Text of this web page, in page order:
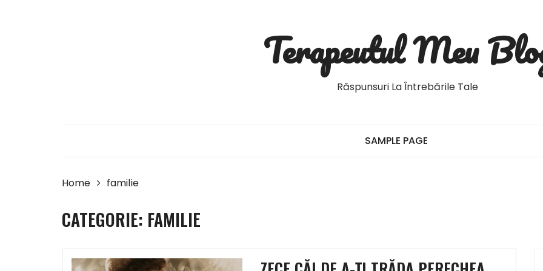
Terapeutul Meu
Răspunsuri La Întrebările Tale
SAMPLE PAGE
Home familie
CATEGORIE: FAMILIE